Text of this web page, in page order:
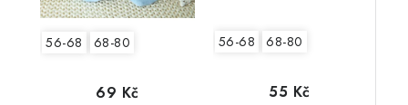
56-68 68-80
69 Kč
56-68 68-80
55 Kč